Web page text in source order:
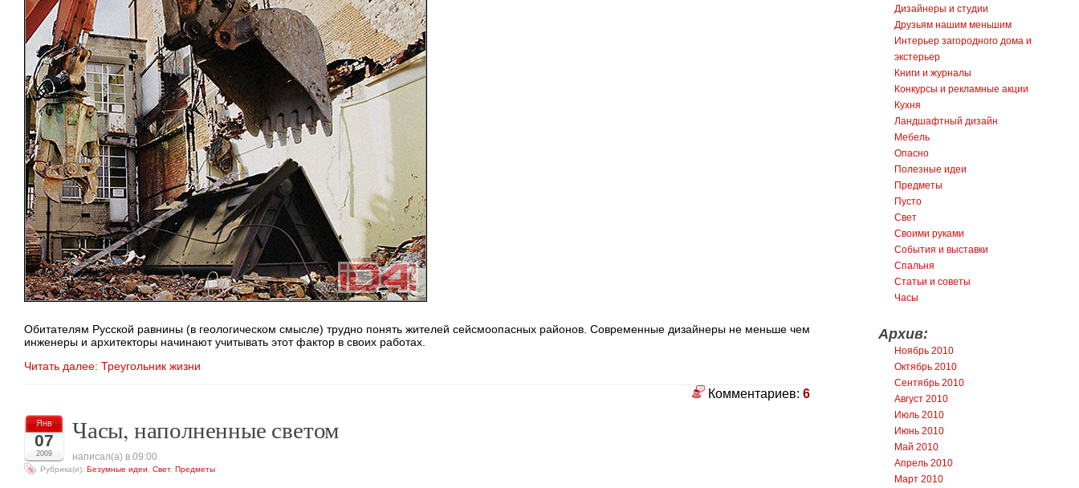
Обитателям Русской равнины (в геологическом смысле) трудно понять жителей сейсмоопасных районов. Современные дизайнеры не меньше чем
инженеры и архитекторы начинают учитывать этот фактор в своих работах.
Читать далее: Треугольник жизни
Комментариев: 6
Янв
07
2009
Часы, наполненные светом
написал(а) в 09:00
Рубрика(и): Безумные идеи Свет, Предметы
Дизайнеры и студии
Друзьям нашим меньшим
Интерьер загородного дома и
экстерьер
Книги и журналы
Конкурсы и рекламные акции
Кухня
Ландшафтный дизайн
Мебель
Опасно
Полезные идеи
Предметы
Пусто
Свет
Своими руками
События и выставки
Спальня
Статьи и советы
Часы
Архив:
Ноябрь 2010
Октябрь 2010
Сентябрь 2010
Август 2010
Июль 2010
Июнь 2010
Май 2010
Апрель 2010
Март 2010